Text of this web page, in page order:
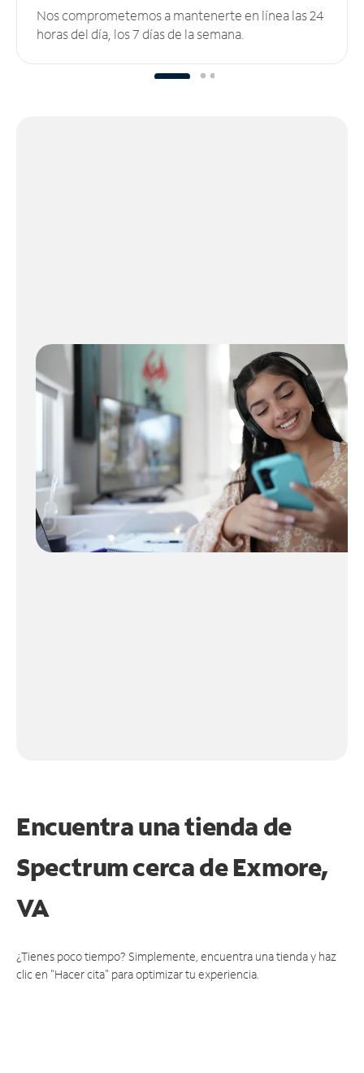
Nos comprometemos a mantenerte en línea las 24
horas del día, los 7 días de la semana.
Encuentra una tienda de
Spectrumcerca de Exmore,
VA
¿Tienes poco tiempo? Simplemente, encuentra una tienda y haz
clic en "Hacer cita" para optimizar tu experiencia.